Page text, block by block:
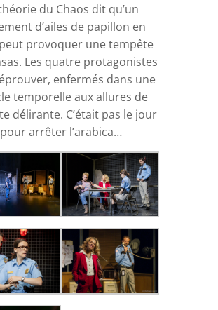
du Chaos dit qu’un
d’ailes de papillon en
provoquer une tempête
Les quatre protagonistes
enfermés dans une
temporelle aux allures de
délirante. C’était pas le jour
pour arrêter l’arabica…